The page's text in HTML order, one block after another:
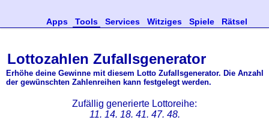
Apps Tools Services Witziges Spiele Rätsel
Lottozahlen Zufallsgenerator
Erhöhe deine Gewinne mit diesem Lotto Zufallsgenerator. Die Anzahl
der gewünschten Zahlenreihen kann festgelegt werden.
Zufällig generierte Lottoreihe:
11. 14. 18. 41. 47. 48.